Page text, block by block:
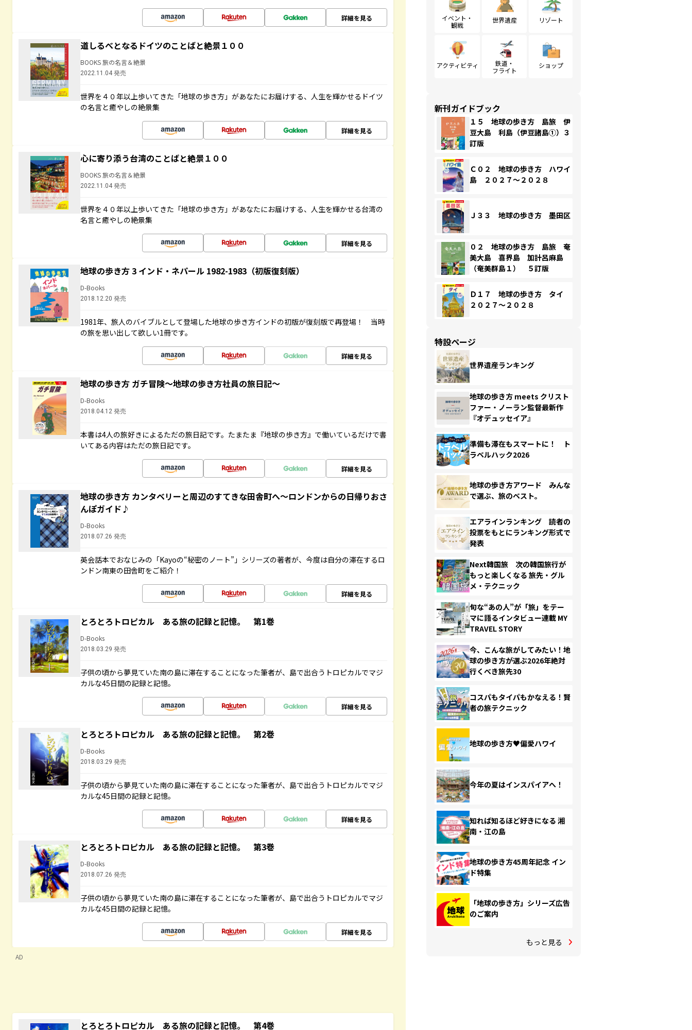
詳細を見る
道しるべとなるドイツのことばと絶景１００
BOOKS 旅の名言＆絶景
2022.11.04 発売
世界を４０年以上歩いてきた「地球の歩き方」があなたにお届けする、人生を輝かせるドイツ
の名言と癒やしの絶景集
詳細を見る
心に寄り添う台湾のことばと絶景１００
BOOKS 旅の名言＆絶景
2022.11.04 発売
世界を４０年以上歩いてきた「地球の歩き方」があなたにお届けする、人生を輝かせる台湾の
名言と癒やしの絶景集
詳細を見る
地球の歩き方 3 インド・ネパール 1982-1983（初版復刻版）
D-Books
2018.12.20 発売
1981年、旅人のバイブルとして登場した地球の歩き方インドの初版が復刻版で再登場！ 当時
の旅を思い出して欲しい1冊です。
詳細を見る
地球の歩き方 ガチ冒険～地球の歩き方社員の旅日記～
D-Books
2018.04.12 発売
本書は4人の旅好きによるただの旅日記です。たまたま『地球の歩き方』で働いているだけで書
いてある内容はただの旅日記です。
詳細を見る
地球の歩き方 カンタベリーと周辺のすてきな田舎町へ～ロンドンからの日帰りおさ
んぽガイド♪
D-Books
2018.07.26 発売
英会話本でおなじみの「Kayoの“秘密のノート”」シリーズの著者が、今度は自分の滞在するロ
ンドン南東の田舎町をご紹介！
詳細を見る
とろとろトロピカル ある旅の記録と記憶。 第1巻
D-Books
2018.03.29 発売
子供の頃から夢見ていた南の島に滞在することになった筆者が、島で出合うトロピカルでマジ
カルな45日間の記録と記憶。
詳細を見る
とろとろトロピカル ある旅の記録と記憶。 第2巻
D-Books
2018.03.29 発売
子供の頃から夢見ていた南の島に滞在することになった筆者が、島で出合うトロピカルでマジ
カルな45日間の記録と記憶。
詳細を見る
とろとろトロピカル ある旅の記録と記憶。 第3巻
D-Books
2018.07.26 発売
子供の頃から夢見ていた南の島に滞在することになった筆者が、島で出合うトロピカルでマジ
カルな45日間の記録と記憶。
詳細を見る
AD
とろとろトロピカル ある旅の記録と記憶。 第4巻
イベント・
観戦
世界遺産 リゾート
アクティビティ
鉄道・
フライト
ショップ
新刊ガイドブック
１５ 地球の歩き方 島旅 伊
豆大島 利島（伊豆諸島①）３
訂版
Ｃ０２ 地球の歩き方 ハワイ
島 ２０２７～２０２８
Ｊ３３ 地球の歩き方 墨田区
０２ 地球の歩き方 島旅 奄
美大島 喜界島 加計呂麻島
（奄美群島１） ５訂版
Ｄ１７ 地球の歩き方 タイ
２０２７～２０２８
特設ページ
世界遺産ランキング
地球の歩き方 meets クリスト
ファー・ノーラン監督最新作
『オデュッセイア』
準備も滞在もスマートに！ ト
ラベルハック2026
地球の歩き方アワード みんな
で選ぶ、旅のベスト。
エアラインランキング 読者の
投票をもとにランキング形式で
発表
Next韓国旅 次の韓国旅行が
もっと楽しくなる 旅先・グル
メ・テクニック
旬な“あの人”が「旅」をテー
マに語るインタビュー連載 MY
TRAVEL STORY
今、こんな旅がしてみたい！地
球の歩き方が選ぶ2026年絶対
行くべき旅先30
コスパもタイパもかなえる！賢
者の旅テクニック
地球の歩き方♥偏愛ハワイ
今年の夏はインスパイアへ！
知れば知るほど好きになる 湘
南・江の島
地球の歩き方45周年記念 イン
ド特集
「地球の歩き方」シリーズ広告
のご案内
もっと見る